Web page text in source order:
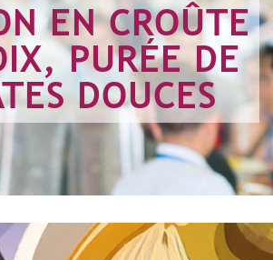
EN CROÛTE
PURÉE DE
DOUCES